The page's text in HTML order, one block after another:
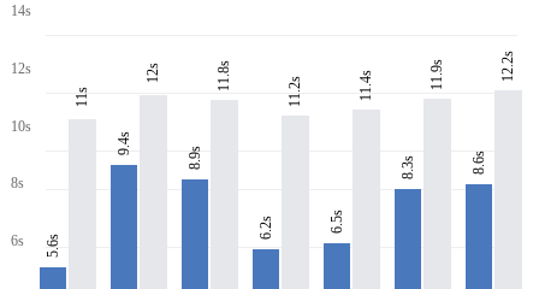
14s
12s
10s
8s
6s 5.6s
11s
9.4s
12s
8.9s
11.8s
6.2s
11.2s
6.5s
11.4s
8.3s
11.9s
8.6s
12.2s